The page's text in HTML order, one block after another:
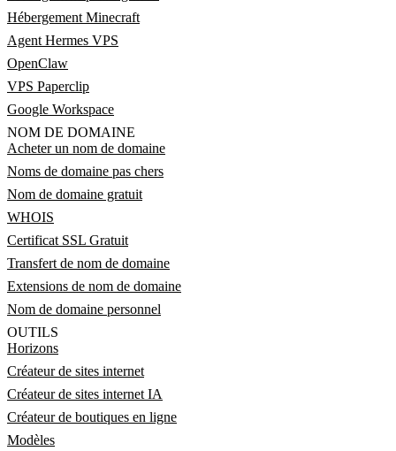
Hébergement Minecraft
Agent Hermes VPS
OpenClaw
VPS Paperclip
Google Workspace
NOM DE DOMAINE
Acheter un nom de domaine
Noms de domaine pas chers
Nom de domaine gratuit
WHOIS
Certificat SSL Gratuit
Transfert de nom de domaine
Extensions de nom de domaine
Nom de domaine personnel
OUTILS
Horizons
Créateur de sites internet
Créateur de sites internet IA
Créateur de boutiques en ligne
Modèles